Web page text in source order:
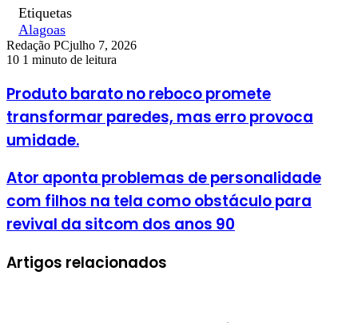
Etiquetas
Alagoas
Redação PCjulho 7, 2026
10 1 minuto de leitura
Produto barato no reboco promete
transformar paredes, mas erro provoca
umidade.
Ator aponta problemas de personalidade
com filhos na tela como obstáculo para
revival da sitcom dos anos 90
Artigos relacionados